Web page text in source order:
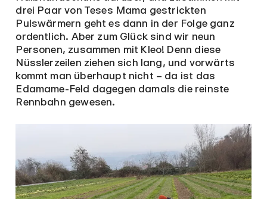
drei Paar von Teses Mama gestrickten
Pulswärmern geht es dann in der Folge ganz
ordentlich. Aber zum Glück sind wir neun
Personen, zusammen mit Kleo! Denn diese
Nüsslerzeilen ziehen sich lang, und vorwärts
kommt man überhaupt nicht – da ist das
Edamame-Feld dagegen damals die reinste
Rennbahn gewesen.